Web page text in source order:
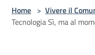
Home > Vivere il
Tecnologia Sì, ma al